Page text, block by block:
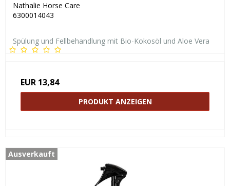
Nathalie Horse Care
6300014043
Spülung und Fellbehandlung mit Bio-Kokosöl und Aloe Vera
EUR 13,84
PRODUKT ANZEIGEN
Ausverkauft